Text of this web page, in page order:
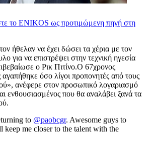
το ENIKOS ως προτιμώμενη πηγή στη
ήθελαν να έχει δώσει τα χέρια με τον
για να επιστρέψει στην τεχνική ηγεσία
ο Ρικ Πιτίνο.Ο 67χρονος
όσο λίγοι προπονητές από τους
ανέφερε στον προσωπικό λογαριασμό
ενθουσιασμένος που θα αναλάβει ξανά τα
to @paobcgr. Awesome guys to
keep me closer to the talent with the